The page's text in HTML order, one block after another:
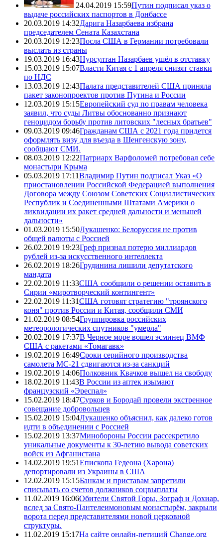
24.04.2019 15:59Путин подписал указ о
выдаче российских паспортов в Донбассе
20.03.2019 14:32Дарига Назарбаева избрана
председателем Сената Казахстана
20.03.2019 12:23Посла США в Германии потребовали
выслать из страны
19.03.2019 16:43Нурсултан Назарбаев ушёл в отставку
15.03.2019 15:07Власти Китая с 1 апреля снизят ставки
по НДС
13.03.2019 12:43Палата представителей США приняла
пакет законопроектов против Путина и России
12.03.2019 15:15Европейский суд по правам человека
заявил, что суды Литвы обоснованно признают
геноцидом борьбу против литовских "лесных братьев"
09.03.2019 09:46Гражданам США с 2021 года придется
оформлять визу для въезда в Шенгенскую зону,
сообщают СМИ.
08.03.2019 12:22Патриарх Варфоломей потребовал себе
монастыри Крыма
05.03.2019 17:11Владимир Путин подписал Указ «О
приостановлении Российской Федерацией выполнения
Договора между Союзом Советских Социалистических
Республик и Соединенными Штатами Америки о
ликвидации их ракет средней дальности и меньшей
дальности»
01.03.2019 15:50Лукашенко: Белоруссия не против
общей валюты с Россией
26.02.2019 19:23Греф признал потерю миллиардов
рублей из-за искусственного интеллекта
26.02.2019 18:26Грудинина лишили депутатского
мандата
22.02.2019 11:33США сообщили о решении оставить в
Сирии «миротворческий контингент»
22.02.2019 11:31США готовят стратегию "троянского
коня" против России и Китая, сообщили СМИ
21.02.2019 08:54Группировка российских
метеорологических спутников "умерла"
20.02.2019 17:37В Черное море вошел эсминец ВМФ
США с ракетами «Томагавк»
19.02.2019 16:49Сроки серийного производства
самолета МС-21 сдвигаются из-за санкций
19.02.2019 14:06Полковник Квачков вышел на свободу
18.02.2019 11:43В России из аптек изымают
французский «Эреспал»
15.02.2019 18:47Сурков и Бородай провели экстренное
совещание добровольцев
15.02.2019 15:04Лукашенко объяснил, как далеко готов
идти в объединении с Россией
15.02.2019 13:37Минобороны России рассекретило
уникальные документы к 30-летию вывода советских
войск из Афганистана
14.02.2019 19:51Епископа Гедеона (Харона)
депортировали из Украины в США
12.02.2019 15:15Банкам и приставам запретили
списывать со счетов должников соцвыплаты
11.02.2019 16:06Обители Святой Горы, Зограф и Дохиар,
вслед за Свято-Пантелеимоновым монастырём, закрыли
ворота перед представителями новой церковной
структуры.
11.02.2019 15:17На сайте онлайн-петиций Change.org